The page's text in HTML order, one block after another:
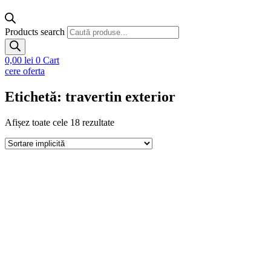
Products search
0,00 lei 0 Cart
cere oferta
Etichetă: travertin exterior
Afișez toate cele 18 rezultate